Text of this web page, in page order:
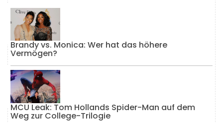
Brandy vs. Monica: Wer hat das höhere
Vermögen?
MCU Leak: Tom Hollands Spider-Man auf dem
Weg zur College-Trilogie